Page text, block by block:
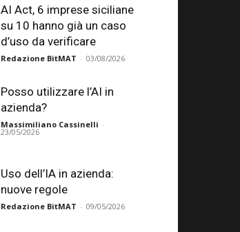
AI Act, 6 imprese siciliane
su 10 hanno già un caso
d’uso da verificare
Redazione BitMAT - 03/08/2026
Posso utilizzare l’AI in
azienda?
Massimiliano Cassinelli -
23/05/2026
Uso dell’IA in azienda:
nuove regole
Redazione BitMAT - 09/05/2026